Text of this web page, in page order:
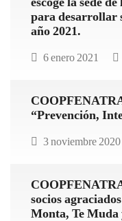
para desarrollar
año 2021.
6 enero 2021
“Prevención,
3 noviembre 2020
socios
Monta, Te Muda